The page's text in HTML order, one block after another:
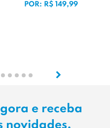
POR: R$ 149,99
e receba
novidades.